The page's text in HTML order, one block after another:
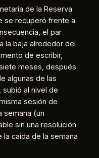
de la Reserva
se recuperó frente a
el par
la baja alrededor del
de escribir,
meses, después
algunas de las
al nivel de
sesión de
semana (un
sin una resolución
caída de la semana